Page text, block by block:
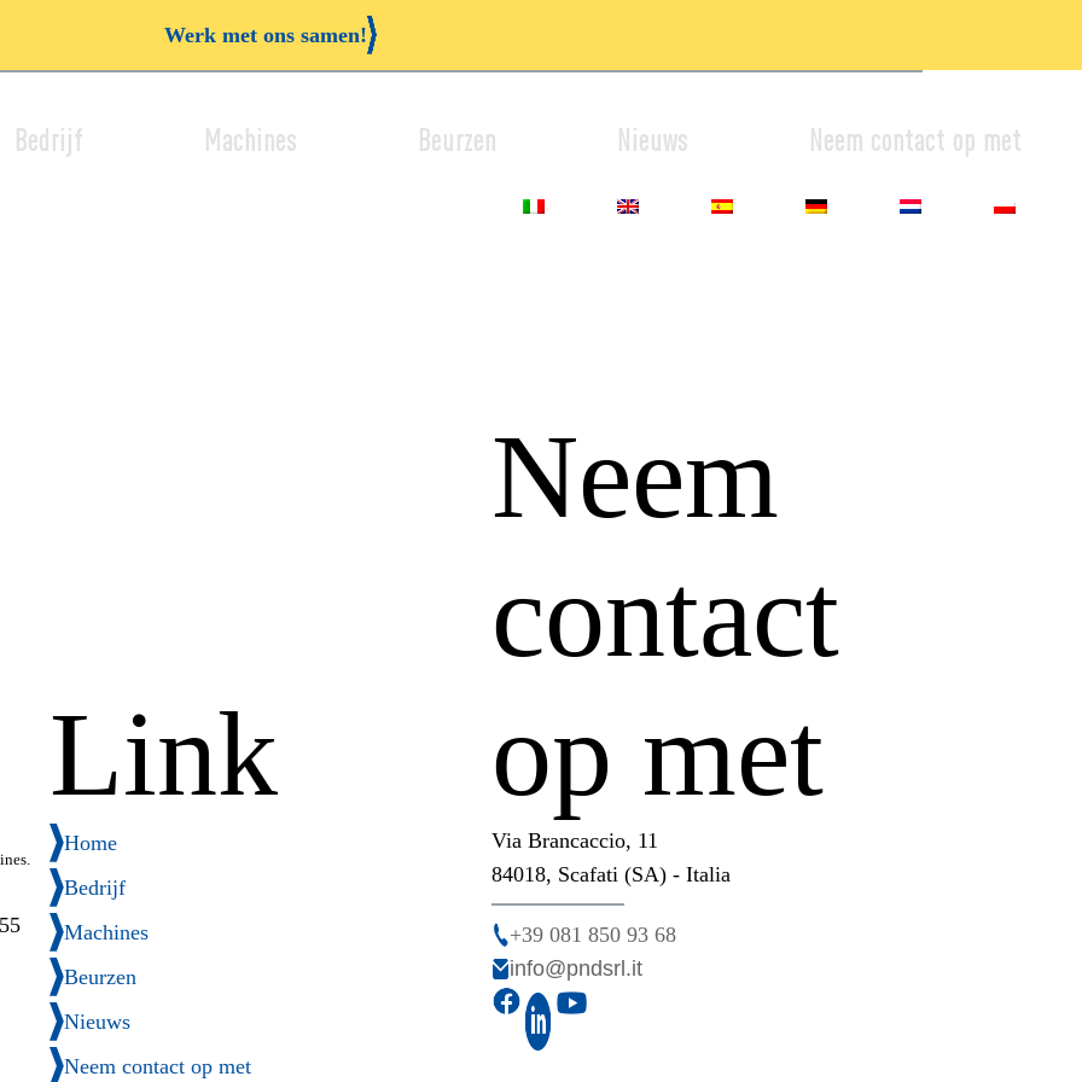
Werk met ons samen!
Bedrijf Machines Beurzen Nieuws Neem contact op met
Link
Neem
contact
op met
Home
Bedrijf
Machines
Beurzen
Nieuws
Neem contact op met
Via Brancaccio, 11
84018, Scafati (SA) - Italia
+39 081 850 93 68
info@pndsrl.it